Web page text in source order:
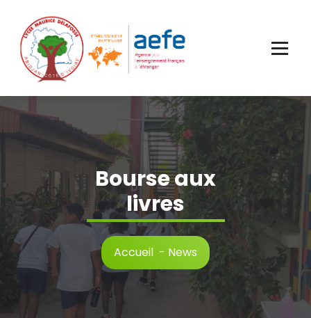
contenu
Bourse aux
livres
Accueil - News